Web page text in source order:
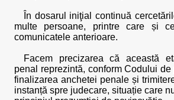
În dosarul iniţial continuă
multe persoane, printre care și
comunicatele anterioare.
Facem precizarea că această
penal reprezintă, conform Codului
finalizarea anchetei penale și
instanță spre judecare, situație care